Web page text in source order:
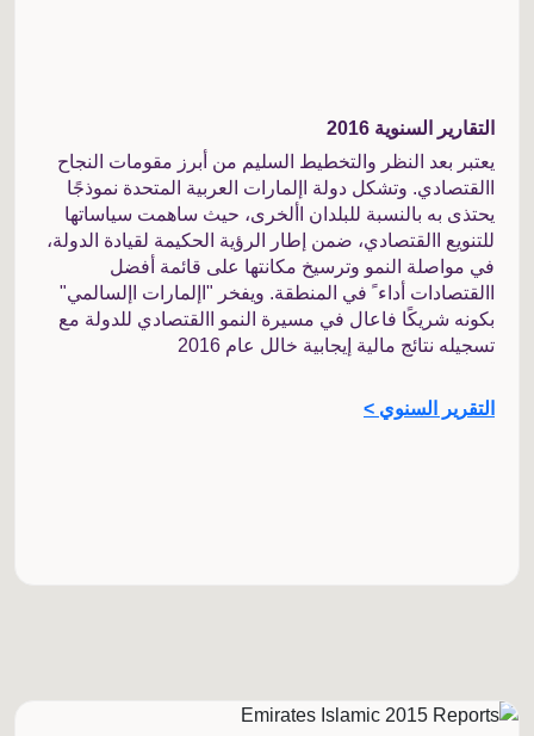
التقارير السنوية 2016
يعتبر بعد النظر والتخطيط السليم من أبرز مقومات النجاح
االقتصادي. وتشكل دولة اإلمارات العربية المتحدة نموذجًا
يحتذى به بالنسبة للبلدان األخرى، حيث ساهمت سياساتها
للتنويع االقتصادي، ضمن إطار الرؤية الحكيمة لقيادة الدولة،
في مواصلة النمو وترسيخ مكانتها على قائمة أفضل
االقتصادات أداء ً في المنطقة. ويفخر "اإلمارات اإلسالمي"
بكونه شريكًا فاعال في مسيرة النمو االقتصادي للدولة مع
تسجيله نتائج مالية إيجابية خالل عام 2016
التقرير السنوي >